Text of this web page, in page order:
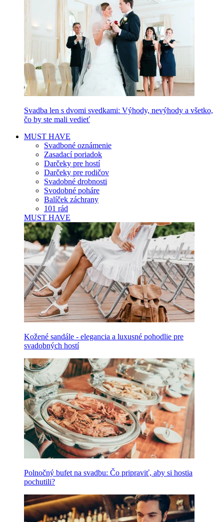
Svadba len s dvomi svedkami: Výhody, nevýhody a všetko,
čo by ste mali vedieť
MUST HAVE
Svadboné oznámenie
Zasadací poriadok
Darčeky pre hostí
Darčeky pre rodičov
Svadobné drobnosti
Svodobné poháre
Balíček záchrany
101 rád
MUST HAVE
Kožené sandále - elegancia a luxusné pohodlie pre
svadobných hostí
Polnočný bufet na svadbu: Čo pripraviť, aby si hostia
pochutili?